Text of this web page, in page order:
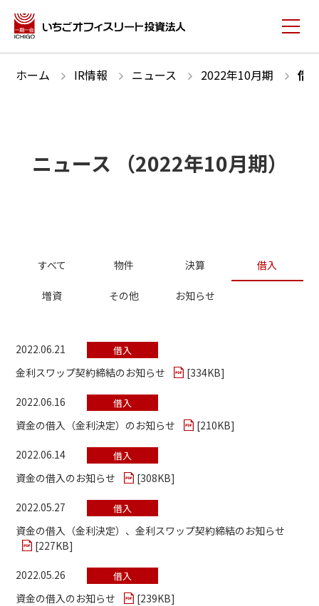
ホーム IR情報 ニュース 2022年10月期 借
ニュース （2022年10月期）
すべて 物件 決算 借入
増資 その他 お知らせ
2022.06.21 借入
金利スワップ契約締結のお知らせ [334KB]
2022.06.16 借入
資金の借入（金利決定）のお知らせ [210KB]
2022.06.14 借入
資金の借入のお知らせ [308KB]
2022.05.27 借入
資金の借入（金利決定）、金利スワップ契約締結のお知らせ
[227KB]
2022.05.26 借入
資金の借入のお知らせ [239KB]